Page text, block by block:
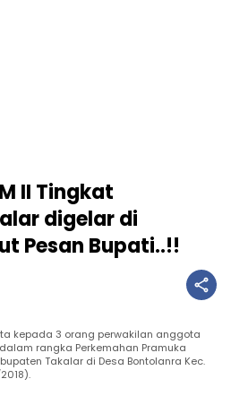
II Tingkat
digelar di
Pesan Bupati..!!
kepada 3 orang perwakilan anggota
rangka Perkemahan Pramuka
Takalar di Desa Bontolanra Kec.